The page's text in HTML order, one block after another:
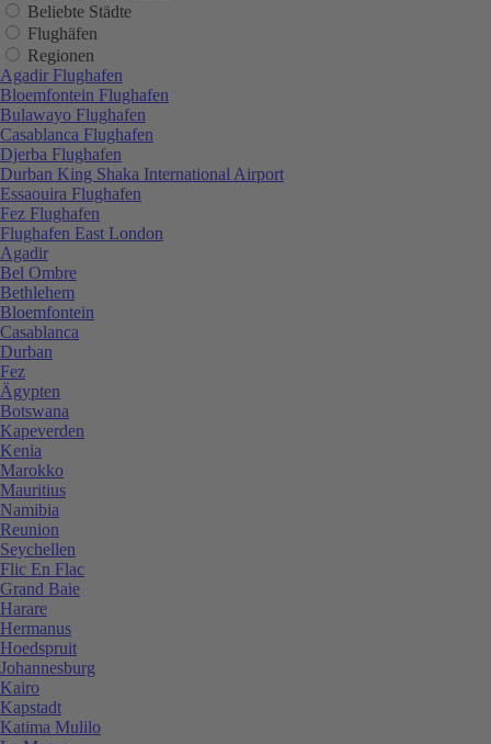
Beliebte Städte
Flughäfen
Regionen
Agadir Flughafen
Bloemfontein Flughafen
Bulawayo Flughafen
Casablanca Flughafen
Djerba Flughafen
Durban King Shaka International Airport
Essaouira Flughafen
Fez Flughafen
Flughafen East London
Agadir
Bel Ombre
Bethlehem
Bloemfontein
Casablanca
Durban
Fez
Ägypten
Botswana
Kapeverden
Kenia
Marokko
Mauritius
Namibia
Reunion
Seychellen
Flic En Flac
Grand Baie
Harare
Hermanus
Hoedspruit
Johannesburg
Kairo
Kapstadt
Katima Mulilo